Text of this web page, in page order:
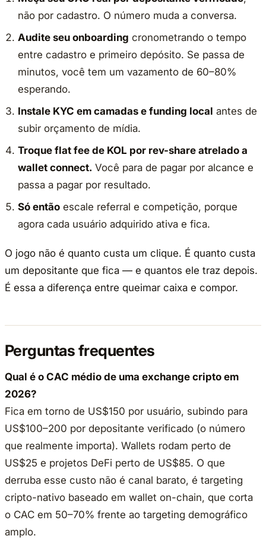
não por cadastro. O número muda a conversa.
Audite seu onboarding cronometrando o tempo
entre cadastro e primeiro depósito. Se passa de
minutos, você tem um vazamento de 60–80%
esperando.
Instale KYC em camadas e funding local antes de
subir orçamento de mídia.
Troque flat fee de KOL por rev-share atrelado a
wallet connect. Você para de pagar por alcance e
passa a pagar por resultado.
Só então escale referral e competição, porque
agora cada usuário adquirido ativa e fica.
O jogo não é quanto custa um clique. É quanto custa
um depositante que fica — e quantos ele traz depois.
É essa a diferença entre queimar caixa e compor.
Perguntas frequentes
Qual é o CAC médio de uma exchange cripto em
2026?
Fica em torno de US$150 por usuário, subindo para
US$100–200 por depositante verificado (o número
que realmente importa). Wallets rodam perto de
US$25 e projetos DeFi perto de US$85. O que
derruba esse custo não é canal barato, é targeting
cripto-nativo baseado em wallet on-chain, que corta
o CAC em 50–70% frente ao targeting demográfico
amplo.